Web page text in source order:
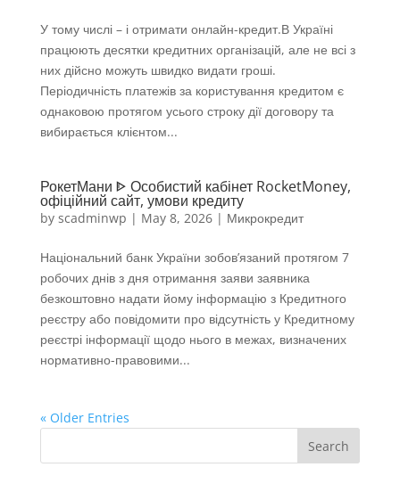
У тому числі – і отримати онлайн-кредит.В Україні
працюють десятки кредитних організацій, але не всі з
них дійсно можуть швидко видати гроші.
Періодичність платежів за користування кредитом є
однаковою протягом усього строку дії договору та
вибирається клієнтом...
РокетМани ᐈ Особистий кабінет RocketMoney,
офіційний сайт, умови кредиту
by scadminwp | May 8, 2026| Микрокредит
Національний банк України зобов’язаний протягом 7
робочих днів з дня отримання заяви заявника
безкоштовно надати йому інформацію з Кредитного
реєстру або повідомити про відсутність у Кредитному
реєстрі інформації щодо нього в межах, визначених
нормативно-правовими...
« Older Entries
Search